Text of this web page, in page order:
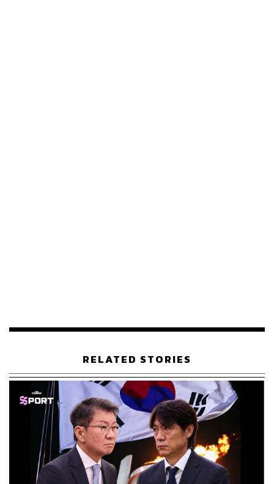
อนึ่ง วิดีโอจาก YTN สถานีโทรทัศน์ท้องถิ่น และ Yonhap
อนุรักษ์นิยม ได้ร่วมกันตะโกนสโลแกนเรียกร้องให้จัดการ
เลือกตั้งใหม่ พร้อมร้องเพลงชาติ และโบกธงชาติเกาหลีใต้
ขณะที่ผู้ประท้วงบางส่วนได้ไปนั่งขวางบริเวณหน้าประตู
สนามกีฬา เพื่อสกัดกั้นไม่ให้เจ้าหน้าที่ของ กกต. เดินทางออก
ไปได้ ทำให้เจ้าหน้าที่ติดอยู่ในสนามกีฬาตั้งแต่วันที่ 5
มิถุนายน ก่อนจะออกจากพื้นที่ได้ในวันถัดมา ขณะที่ประธาน
กกต. ที่รับผิดชอบดูแลการเลือกตั้ง ประกาศลาออกจาก
ตำแหน่งเพื่อแสดงความรับผิดชอบ
RELATED STORIES